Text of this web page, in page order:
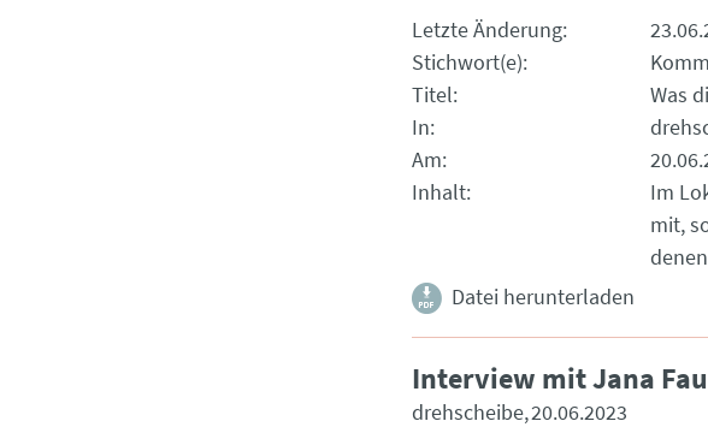
Letzte Änderung
Stichwort(e)
Titel
Was
In
Am
Inhalt
Im
mit,
Datei herunterladen
Interview mit Jana
drehscheibe 20.06.2023